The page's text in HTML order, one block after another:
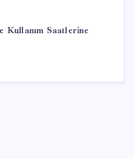
Saatlerine